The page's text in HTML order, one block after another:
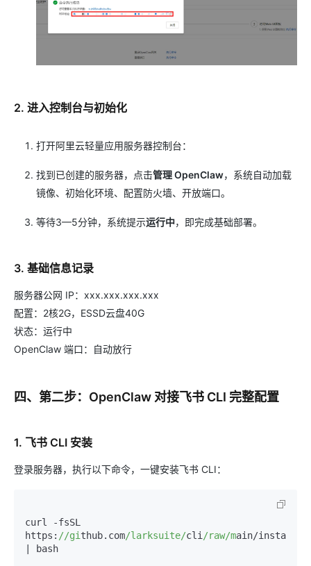
2. 进入控制台与初始化
打开阿里云轻量应用服务器控制台：
找到已创建的服务器，点击管理 OpenClaw，系统自动加载
镜像、初始化环境、配置防火墙、开放端口。
等待3—5分钟，系统提示运行中，即完成基础部署。
3. 基础信息记录
服务器公网 IP：xxx.xxx.xxx.xxx
配置：2核2G，ESSD云盘40G
状态：运行中
OpenClaw 端口：自动放行
四、第二步：OpenClaw 对接飞书 CLI 完整配置
1. 飞书 CLI 安装
登录服务器，执行以下命令，一键安装飞书 CLI：
curl -fsSL
https: //gi thub.com/larksuite/cli /raw/main/